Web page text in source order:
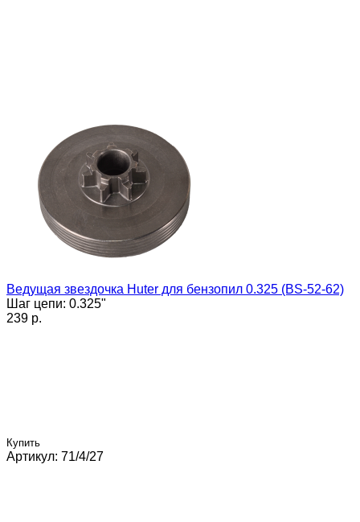
Ведущая звездочка Huter для бензопил 0.325 (BS-52-62)
Шаг цепи: 0.325"
239 p.
Купить
Артикул: 71/4/27